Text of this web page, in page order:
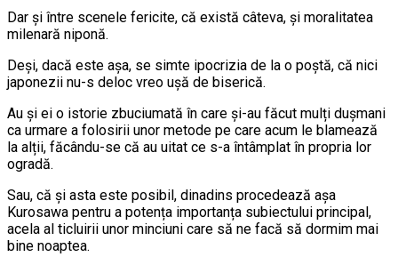
Dar și între scenele fericite, că există câteva, și moralitatea
milenară niponă.
Deși, dacă este așa, se simte ipocrizia de la o poștă, că nici
japonezii nu-s deloc vreo ușă de biserică.
Au și ei o istorie zbuciumată în care și-au făcut mulți dușmani
ca urmare a folosirii unor metode pe care acum le blamează
la alții, făcându-se că au uitat ce s-a întâmplat în propria lor
ogradă.
Sau, că și asta este posibil, dinadins procedează așa
Kurosawa pentru a potența importanța subiectului principal,
acela al ticluirii unor minciuni care să ne facă să dormim mai
bine noaptea.